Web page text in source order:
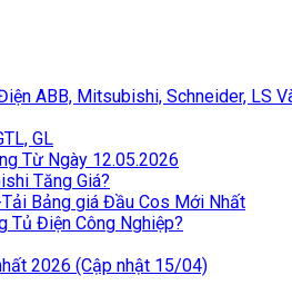
ABB, Mitsubishi, Schneider, LS
GL
Từ Ngày 12.05.2026
Tăng Giá?
Bảng giá Đầu Cos Mới Nhất
Tủ Điện Công Nghiệp?
2026 (Cập nhật 15/04)